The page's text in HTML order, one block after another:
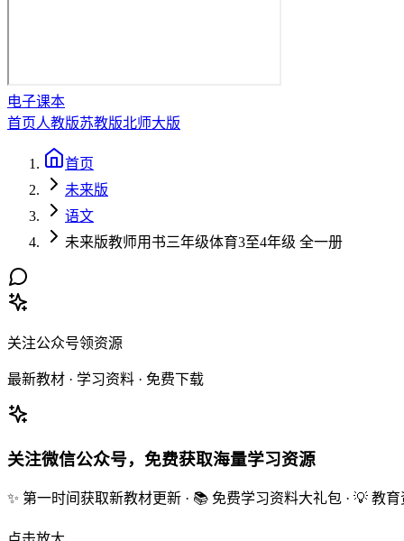
电子课本
首页人教版苏教版北师大版
首页
未来版
语文
未来版教师用书三年级体育3至4年级 全一册
关注公众号领资源
最新教材 · 学习资料 · 免费下载
关注微信公众号，免费获取海量学习资源
✨ 第一时间获取新教材更新 · 📚 免费学习资料大礼包 · 💡 教